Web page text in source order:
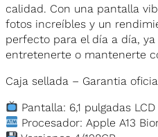
calidad. Con una pantalla
fotos increíbles y un
perfecto para el día a día,
entretenerte o mantenerte
Caja sellada – Garantia
Pantalla: 6,1 pulgadas LCD
Procesador: Apple A13